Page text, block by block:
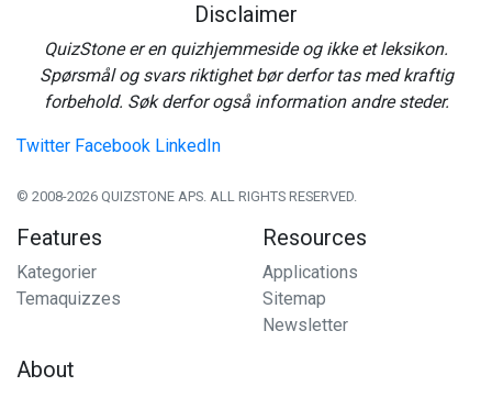
Disclaimer
QuizStone er en quizhjemmeside og ikke et leksikon.
Spørsmål og svars riktighet bør derfor tas med kraftig
forbehold. Søk derfor også information andre steder.
Twitter Facebook LinkedIn
© 2008-2026 QUIZSTONE APS. ALL RIGHTS RESERVED.
Features
Kategorier
Temaquizzes
Resources
Applications
Sitemap
Newsletter
About